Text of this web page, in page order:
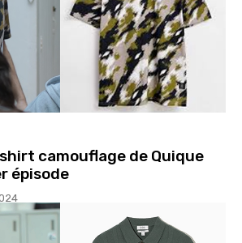
shirt camouflage de Quique
épisode